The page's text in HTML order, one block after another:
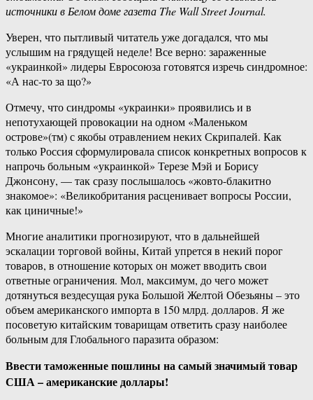
источники в Белом доме газета The Wall Street Journal.
Уверен, что пытливый читатель уже догадался, что мы
услышим на грядущей неделе! Все верно: зараженные
«украинкой» лидеры Евросоюза готовятся изречь синдромное:
«А нас-то за що?»
Отмечу, что синдромы «украинки» проявились и в
непотухающей провокации на одном «Маленьком
острове»(тм) с якобы отравлением неких Скрипалей. Как
только Россия сформулировала список конкретных вопросов к
напрочь больным «украинкой» Терезе Мэй и Борису
Джонсону, — так сразу послышалось «жовто-блакитно
знакомое»: «Великобритания расценивает вопросы России,
как циничные!»
Многие аналитики прогнозируют, что в дальнейшей
эскалации торговой войны, Китай упрется в некий порог
товаров, в отношение которых он может вводить свои
ответные ограничения. Мол, максимум, до чего может
дотянуться вездесущая рука Большой Желтой Обезьяны – это
объем американского импорта в 150 млрд. долларов. Я же
посоветую китайским товарищам ответить сразу наиболее
больным для Глобального паразита образом:
Ввести таможенные пошлины на самый значимый товар
США – американские доллары!